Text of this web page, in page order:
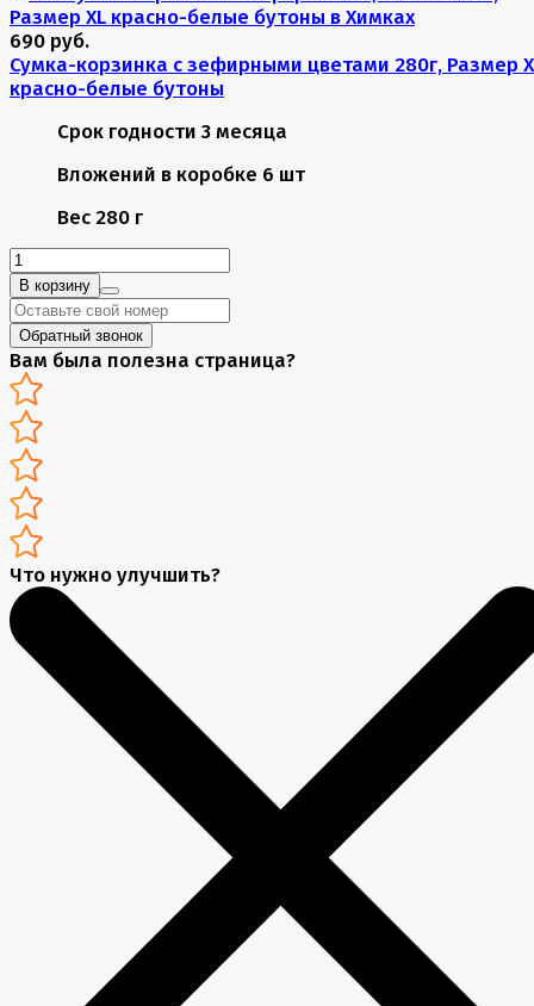
690 руб.
Сумка-корзинка с зефирными цветами 280г, Размер
красно-белые бутоны
Срок годности 3 месяца
Вложений в коробке 6 шт
Вес 280 г
В корзину
Обратный звонок
Вам была полезна страница?
Что нужно улучшить?